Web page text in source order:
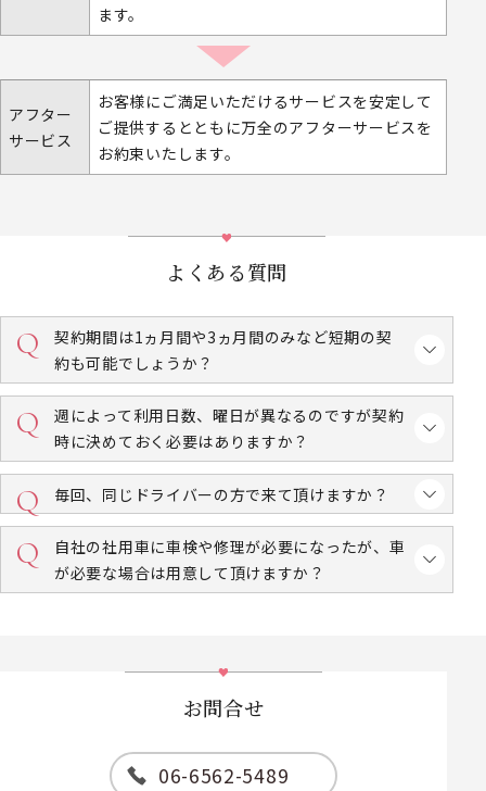
ます。
アフター
サービス
お客様にご満足いただけるサービスを安定して
ご提供するとともに万全のアフターサービスを
お約束いたします。
よくある質問
契約期間は1ヵ月間や3ヵ月間のみなど短期の契
約も可能でしょうか？
週によって利用日数、曜日が異なるのですが契約
時に決めておく必要はありますか？
毎回、同じドライバーの方で来て頂けますか？
自社の社用車に車検や修理が必要になったが、車
が必要な場合は用意して頂けますか？
お問合せ
06-6562-5489